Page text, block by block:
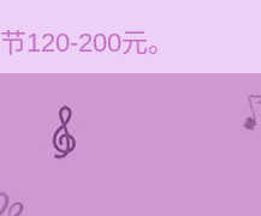
120-200元。